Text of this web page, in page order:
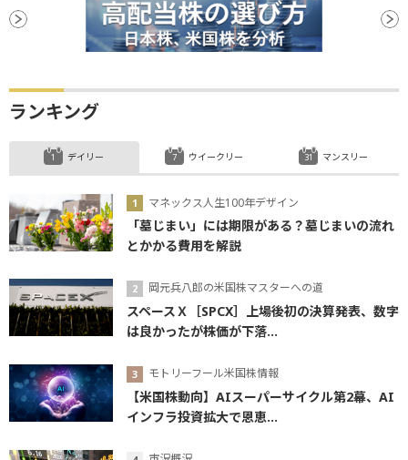
ランキング
デイリー
マネックス人生100年デザイン
「墓じまい」には期限がある？墓じまいの流れ
とかかる費用を解説
岡元兵八郎の米国株マスターへの道
スペースＸ［SPCX］上場後初の決算発表、数字
は良かったが株価が下落...
モトリーフール米国株情報
【米国株動向】AIスーパーサイクル第2幕、AI
インフラ投資拡大で恩恵...
ウイークリー マンスリー